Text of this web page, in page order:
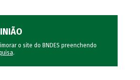
o site do BNDES preenchendo
.